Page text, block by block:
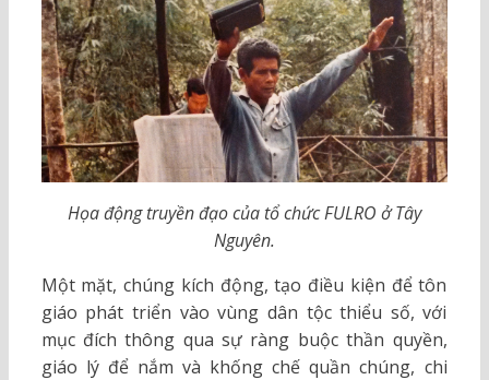
Họa động truyền đạo của tổ chức FULRO ở Tây
Nguyên.
Một mặt, chúng kích động, tạo điều kiện để tôn
giáo phát triển vào vùng dân tộc thiểu số, với
mục đích thông qua sự ràng buộc thần quyền,
giáo lý để nắm và khống chế quần chúng, chi